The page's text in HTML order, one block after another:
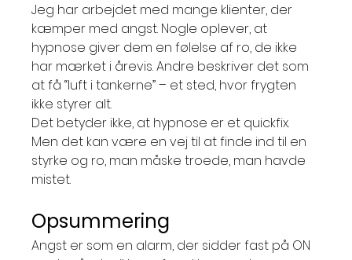
Jeg har arbejdet med mange klienter, der
kæmper med angst. Nogle oplever, at
hypnose giver dem en følelse af ro, de ikke
har mærket i årevis. Andre beskriver det som
at få “luft i tankerne” – et sted, hvor frygten
ikke styrer alt.
Det betyder ikke, at hypnose er et quickfix.
Men det kan være en vej til at finde ind til en
styrke og ro, man måske troede, man havde
mistet.
Opsummering
Angst er som en alarm, der sidder fast på ON